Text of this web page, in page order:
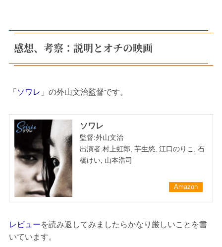
感想、考察：説明とオチの映画
「 ソワレ 」の外山文治監督です。
ソワレ
監督:外山文治
出演者:村上虹郎, 芋生悠, 江口のりこ, 石
橋けい, 山本浩司
Amazon
レビューを読み返してみましたらかなり厳しいことを書
いています。